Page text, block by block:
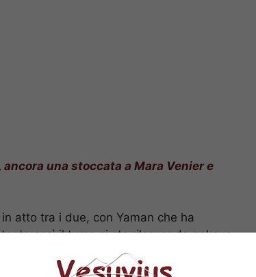
ancora una stoccata a Mara Venier e
atto tra i due, con Yaman che ha
così il turco si sta rilassando nel suo
al fianco della bellissima
nella sua Catania, insieme anche ai